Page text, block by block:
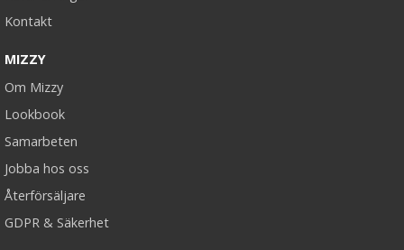
Kontakt
MIZZY
Om Mizzy
Lookbook
Samarbeten
Jobba hos oss
Återförsäljare
GDPR & Säkerhet